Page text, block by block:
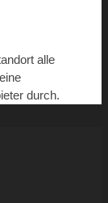
alle
durch.